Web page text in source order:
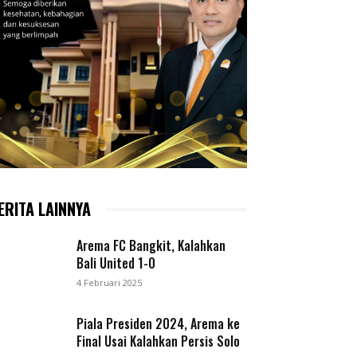
LAINNYA
Arema FC Bangkit, Kalahkan
Bali United 1-0
4 Februari 2025
Piala Presiden 2024, Arema ke
Final Usai Kalahkan Persis Solo